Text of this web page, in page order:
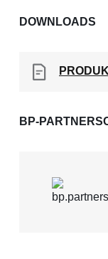
DOWNLOADS
BP-